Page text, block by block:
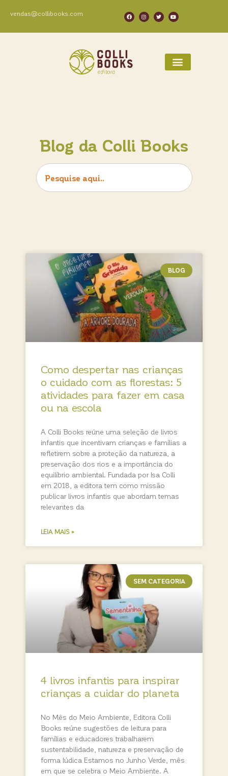
vendas@collibooks.com
Blog da Colli Books
BLOG
Como despertar nas crianças
o cuidado com as florestas: 5
atividades para fazer em casa
ou na escola
A Colli Books reúne uma seleção de livros
infantis que incentivam crianças e famílias a
refletirem sobre a proteção da natureza, a
preservação dos rios e a importância do
equilíbrio ambiental. Fundada por Isa Colli
em 2018, a editora tem como missão
publicar livros infantis que abordam temas
relevantes da
LEIA MAIS »
SEM CATEGORIA
4 livros infantis para inspirar
crianças a cuidar do planeta
No Mês do Meio Ambiente, Editora Colli
Books reúne sugestões de leitura para
famílias e educadores trabalharem
sustentabilidade, natureza e preservação de
forma lúdica Estamos no Junho Verde, mês
em que se celebra o Meio Ambiente. A